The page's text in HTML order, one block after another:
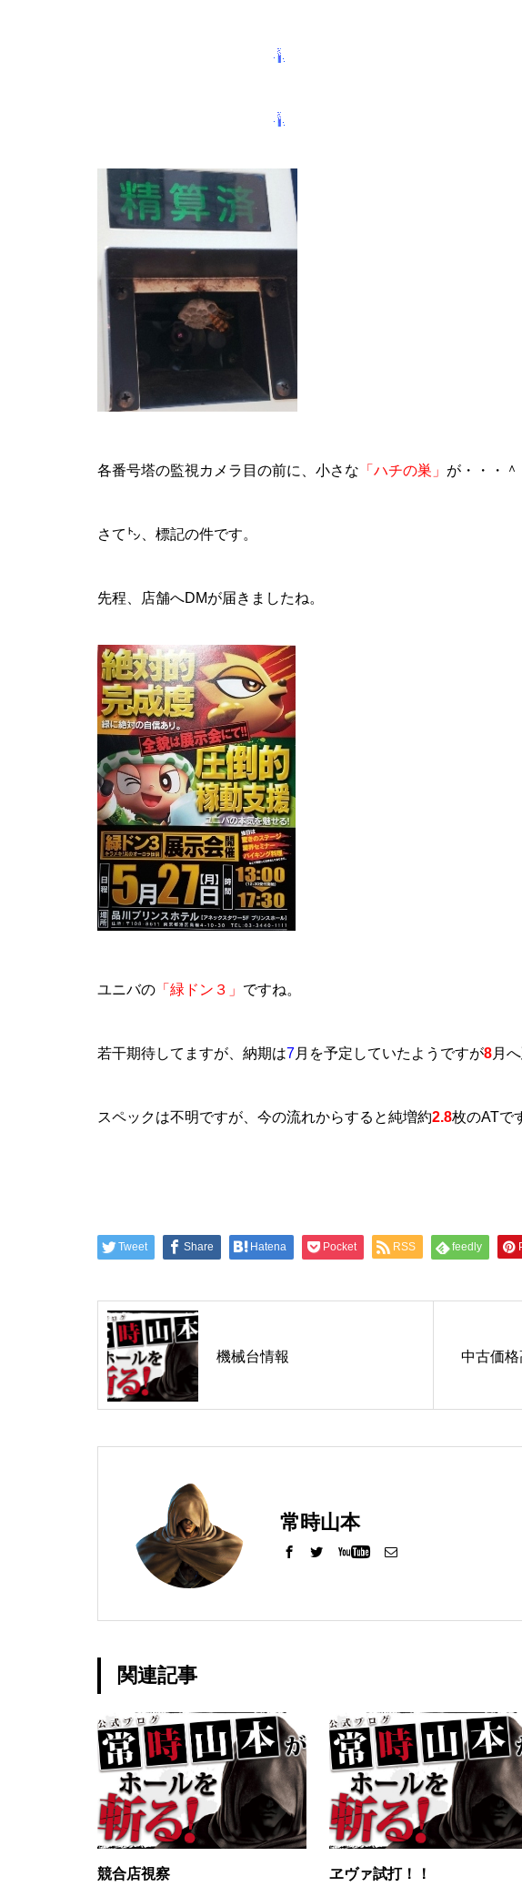
物件視察③
物件視察
新規出店
工事中
工事中
グランドクローズ
グランドクローズ
グランドオープン
各番号塔の監視カメラ目の前に、小さな 「ハチの巣」 が・・・＾
さて㌧、標記の件です。
先程、店舗へDMが届きましたね。
ユニバの 「緑ドン３」 ですね。
若干期待してますが、納期は7月を予定していたようですが8月
スペックは不明ですが、今の流れからすると純増約2.8枚のATで
Tweet Share Hatena Pocket RSS feedly
機械台情報 中古価格
常時山本
関連記事
競合店視察 ヱヴァ試打！！